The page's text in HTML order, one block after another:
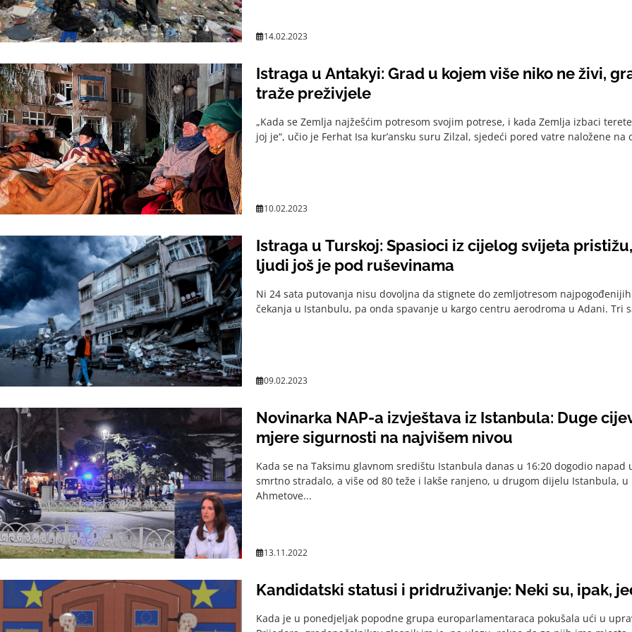
14.02.2023
Istraga u Antakyi: Grad u kojem više niko ne živi,
traže preživjele
„Kada se Zemlja najžešćim potresom svojim potrese, i kada Zemlja izbaci
joj je“, učio je Ferhat Isa kur’ansku suru Zilzal, sjedeći pored vatre naložene na
10.02.2023
Istraga u Turskoj: Spasioci iz cijelog svijeta
ljudi još je pod ruševinama
Ni 24 sata putovanja nisu dovoljna da stignete do zemljotresom
čekanja u Istanbulu, pa onda spavanje u kargo centru aerodroma u Adani. Tri
09.02.2023
Novinarka NAP-a izvještava iz Istanbula: Duge
mjere sigurnosti na najvišem nivou
Kada se na Taksimu glavnom središtu Istanbula danas u 16:20 dogodio napad
smrtno stradalo, a više od 80 teže i lakše ranjeno, u drugom dijelu Istanbula, u
Ahmetove...
13.11.2022
Kandidatski statusi i pridruživanje: Neki su, ipak,
Kada je u ponedjeljak popodne grupa europarlamentaraca pokušala ući u